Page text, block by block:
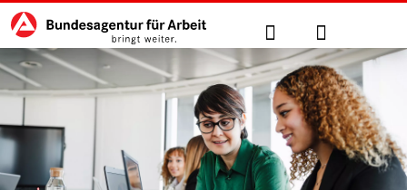
zu den Hauptinhalten springen
Hauptnavigation Suche Anmelden